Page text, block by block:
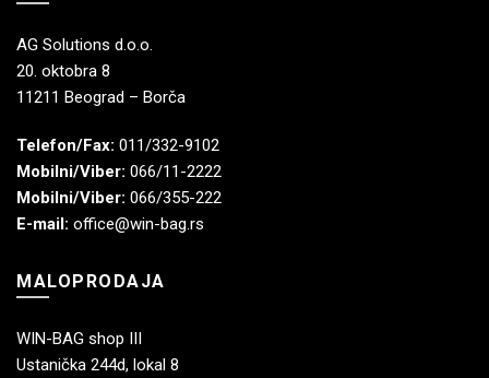
AG Solutions d.o.o.
20. oktobra 8
11211 Beograd – Borča
Telefon/Fax: 011/332-9102
Mobilni/Viber: 066/11-2222
Mobilni/Viber: 066/355-222
E-mail: office@win-bag.rs
MALOPRODAJA
WIN-BAG shop III
Ustanička 244d, lokal 8